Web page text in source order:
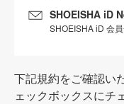
SHOEISHA iD
SHOEISHA iD 会
下記規約をご確認い
ェックボックスにチ